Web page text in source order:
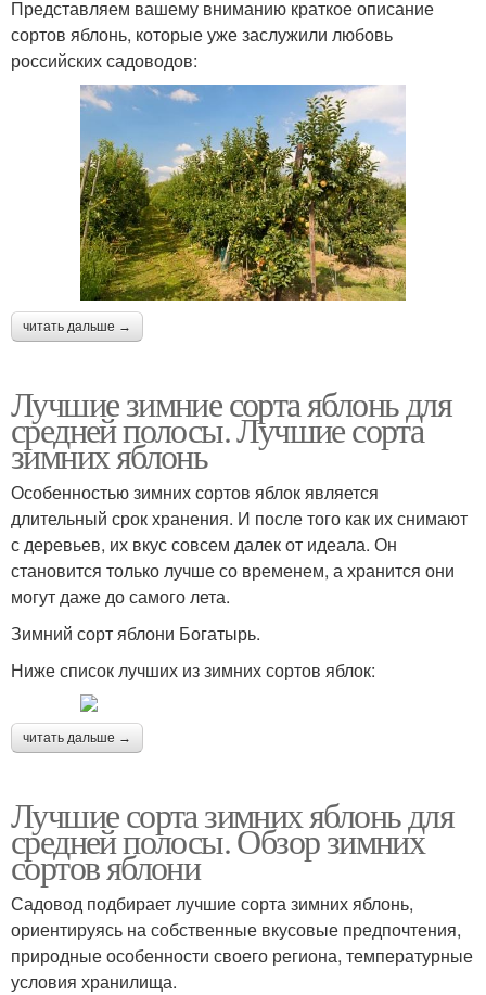
Представляем вашему вниманию краткое описание
сортов яблонь, которые уже заслужили любовь
российских садоводов:
читать дальше →
Лучшие зимние сорта яблонь для
средней полосы. Лучшие сорта
зимних яблонь
Особенностью зимних сортов яблок является
длительный срок хранения. И после того как их снимают
с деревьев, их вкус совсем далек от идеала. Он
становится только лучше со временем, а хранится они
могут даже до самого лета.
Зимний сорт яблони Богатырь.
Ниже список лучших из зимних сортов яблок:
читать дальше →
Лучшие сорта зимних яблонь для
средней полосы. Обзор зимних
сортов яблони
Садовод подбирает лучшие сорта зимних яблонь,
ориентируясь на собственные вкусовые предпочтения,
природные особенности своего региона, температурные
условия хранилища.